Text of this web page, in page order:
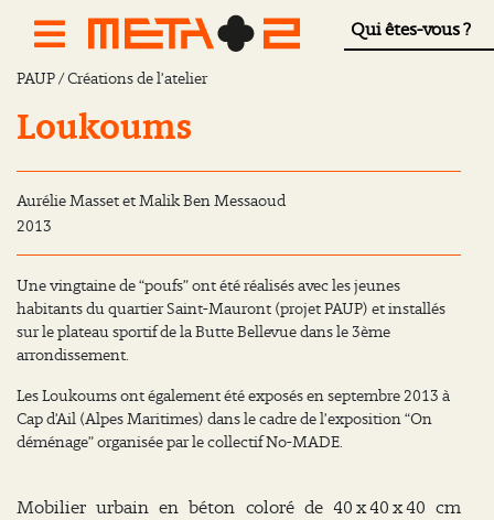
Qui êtes-vous ?
PAUP / Créations de l’atelier
Loukoums
Aurélie Masset et Malik Ben Messaoud
2013
Une vingtaine de “poufs” ont été réalisés avec les jeunes
habitants du quartier Saint-Mauront (projet PAUP) et installés
sur le plateau sportif de la Butte Bellevue dans le 3ème
arrondissement.
Les Loukoums ont également été exposés en septembre 2013 à
Cap d’Ail (Alpes Maritimes) dans le cadre de l’exposition “On
déménage” organisée par le collectif No-MADE.
Mobilier urbain en béton coloré de 40 x 40 x 40 cm